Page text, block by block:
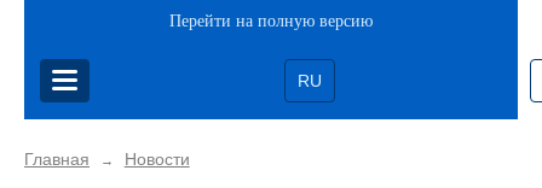
Перейти на полную версию
RU
Главная → Новости